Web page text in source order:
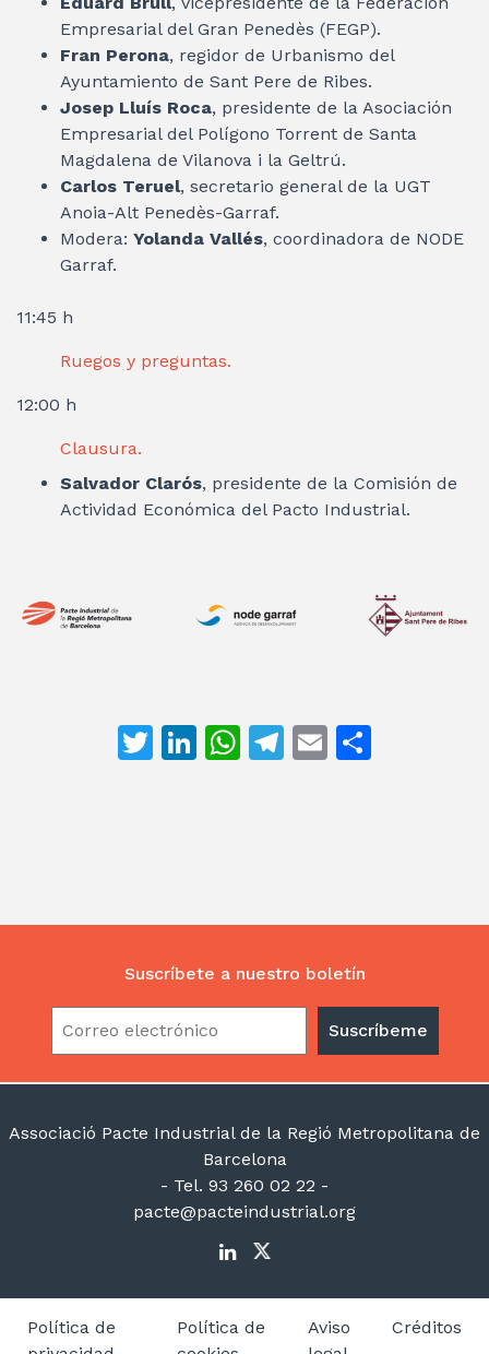
Empresarial del Gran Penedès (FEGP).
Fran Perona, regidor de Urbanismo del
Ayuntamiento de Sant Pere de Ribes.
Josep Lluís Roca, presidente de la Asociación
Empresarial del Polígono Torrent de Santa
Magdalena de Vilanova i la Geltrú.
Carlos Teruel, secretario general de la UGT
Anoia-Alt Penedès-Garraf.
Modera: Yolanda Vallés, coordinadora de NODE
Garraf.
11:45 h
Ruegos y preguntas.
12:00 h
Clausura.
Salvador Clarós, presidente de la Comisión de
Actividad Económica del Pacto Industrial.
T
Li
n
W
p
T
m
E
ti
Suscríbete a nuestro boletín
Associació Pacte Industrial de la Regió Metropolitana de
Barcelona
- Tel. 93 260 02 22 -
pacte@pacteindustrial.org
Política de
Política de
Aviso
Créditos